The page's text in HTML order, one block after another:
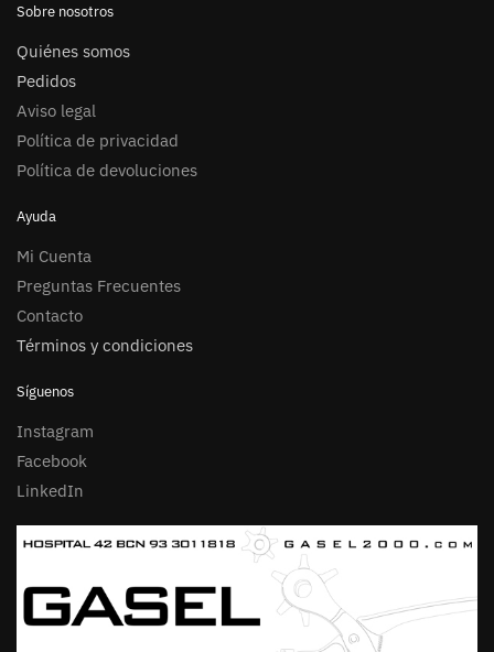
Sobre nosotros
Quiénes somos
Pedidos
Aviso legal
Política de privacidad
Política de devoluciones
Ayuda
Mi Cuenta
Preguntas Frecuentes
Contacto
Términos y condiciones
Síguenos
Instagram
Facebook
LinkedIn